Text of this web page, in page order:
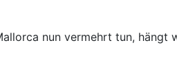
nun vermehrt tun, hängt